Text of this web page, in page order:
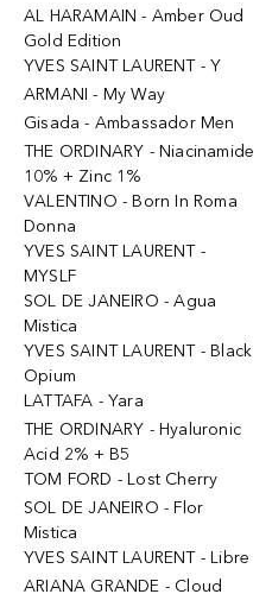
AL HARAMAIN - Amber Oud
Gold Edition
YVES SAINT LAURENT - Y
ARMANI - My Way
Gisada - Ambassador Men
THE ORDINARY - Niacinamide
10% + Zinc 1%
VALENTINO - Born In Roma
Donna
YVES SAINT LAURENT -
MYSLF
SOL DE JANEIRO - Agua
Mistica
YVES SAINT LAURENT - Black
Opium
LATTAFA - Yara
THE ORDINARY - Hyaluronic
Acid 2% + B5
TOM FORD - Lost Cherry
SOL DE JANEIRO - Flor
Mistica
YVES SAINT LAURENT - Libre
ARIANA GRANDE - Cloud